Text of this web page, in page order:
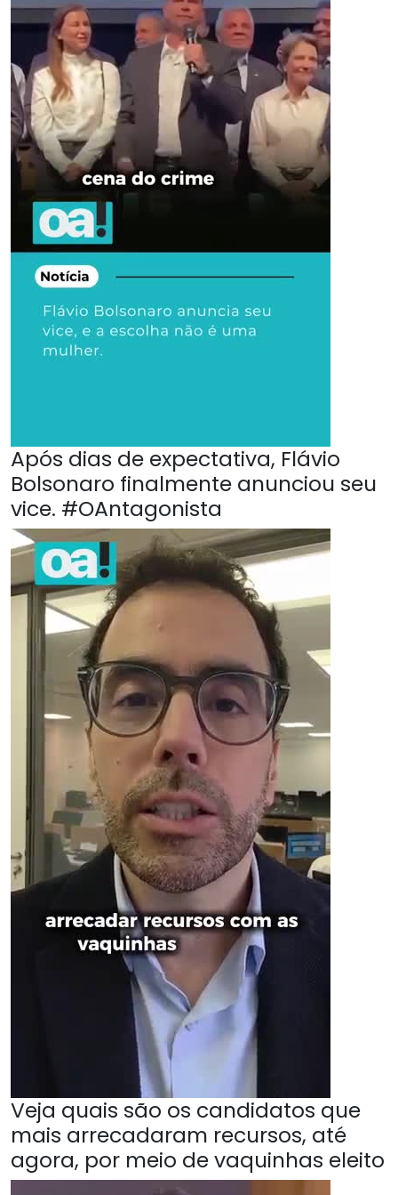
Após dias de expectativa, Flávio
Bolsonaro finalmente anunciou seu
vice. #OAntagonista
Veja quais são os candidatos que
mais arrecadaram recursos, até
agora, por meio de vaquinhas eleito